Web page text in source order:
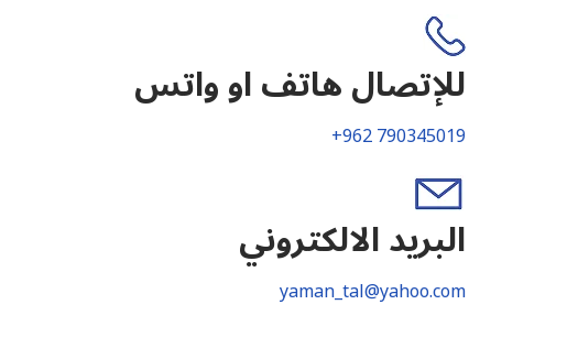
للإتصال هاتف او واتس
+962 790345019
البريد الالكتروني
yaman_tal@yahoo.com